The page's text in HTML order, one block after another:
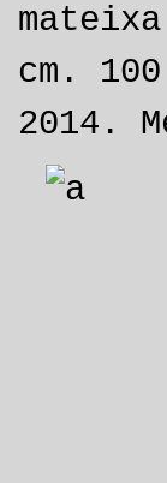
cm.
2014.